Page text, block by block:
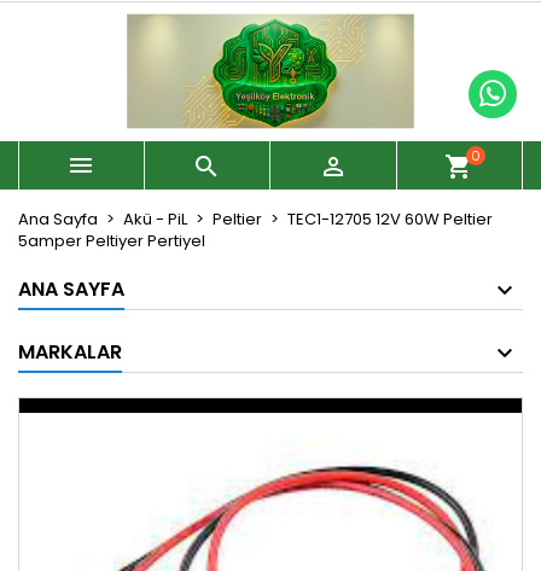
   shopping_cart0
Ana Sayfa Akü - PiL Peltier
TEC1-12705 12V 60W Peltier
5amper Peltiyer Pertiyel
ANA SAYFA
MARKALAR